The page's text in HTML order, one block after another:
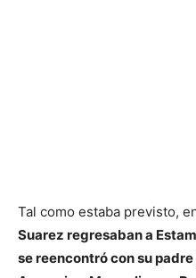
Tal como estaba previsto,
Suarez regresaban a
se reencontró con su